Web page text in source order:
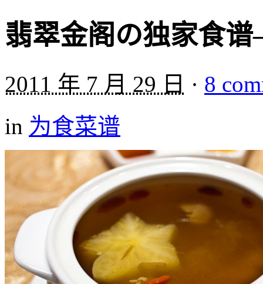
翡翠金阁の独家食
2011 年 7 月 29 日 · 8
in 为食菜谱